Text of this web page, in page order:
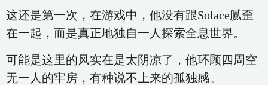
这还是第一次，在游戏中，他没有跟Solace腻歪
在一起，而是真正地独自一人探索全息世界。
可能是这里的风实在是太阴凉了，他环顾四周空
无一人的牢房，有种说不上来的孤独感。